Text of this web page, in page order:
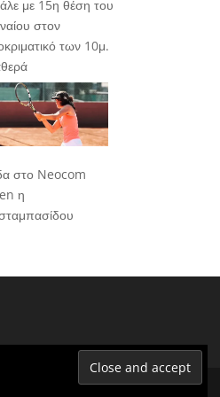
με 15η θέση του
στον
των 10μ.
στο Neocom
η